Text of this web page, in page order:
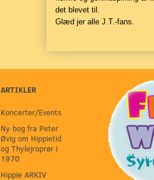
det blevet til.
Glæd jer alle J.T.-fans.
ARTIKLER
Koncerter/Events
Ny bog fra Peter
Øvig om Hippietid
og Thylejroprør i
1970
Hippie ARKIV